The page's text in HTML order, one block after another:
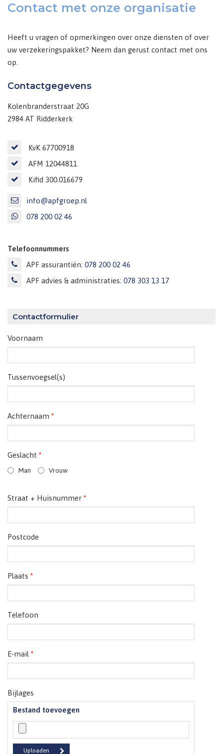
Contact met onze organisatie
Heeft u vragen of opmerkingen over onze diensten of over
uw verzekeringspakket? Neem dan gerust contact met ons
op.
Contactgegevens
Kolenbranderstraat 20G
2984 AT Ridderkerk
KvK 67700918
AFM 12044811
Kifid 300.016679
info@apfgroep.nl
078 200 02 46
Telefoonnummers
APF assurantiën: 078 200 02 46
APF advies & administraties: 078 303 13 17
Contactformulier
Voornaam
Tussenvoegsel(s)
Achternaam *
Geslacht *
Man Vrouw
Straat + Huisnummer *
Postcode
Plaats *
Telefoon
E-mail *
Bijlages
Bestand toevoegen